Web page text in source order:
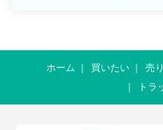
ホーム 買いたい 売
トラ